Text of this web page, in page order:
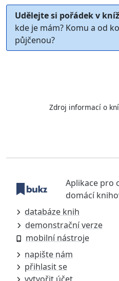
Udělejte si pořádek v
kde je mám? Komu a od
půjčenou?
Zdroj informací o
Aplikace pro
domácí
databáze knih
demonstrační verze
mobilní nástroje
napište nám
přihlasit se